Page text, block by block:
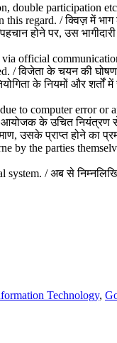
double participation
regard. / क्विज़ में
होने पर, उस
official
/ विजेता के चयन की
के नियमों और शर्तों
to computer error or
आयोजक के उचित
उसके प्राप्त होने का
the parties
/ अब से
Technology,